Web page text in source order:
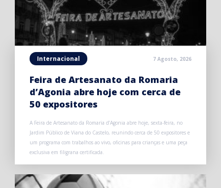
Internacional 7 Agosto, 2026
Feira de Artesanato da Romaria
d’Agonia abre hoje com cerca de
50 expositores
A Feira de Artesanato da Romaria d’Agonia abre hoje, sexta-feira, no
Jardim Público de Viana do Castelo, reunindo cerca de 50 expositores e
um programa com trabalhos ao vivo, oficinas para crianças e uma peça
exclusiva em filigrana certificada.